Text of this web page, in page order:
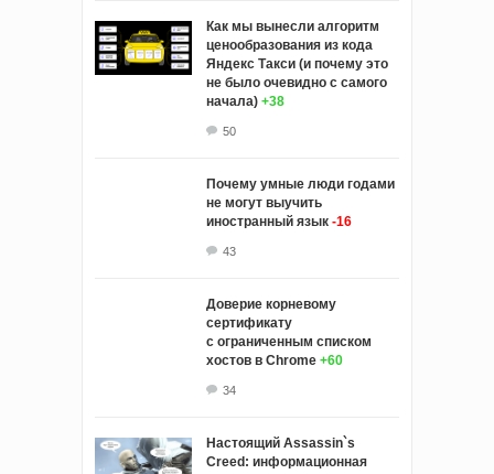
Как мы вынесли алгоритм
ценообразования из кода
Яндекс Такси (и почему это
не было очевидно с самого
начала) +38
50
Почему умные люди годами
не могут выучить
иностранный язык -16
43
Доверие корневому
сертификату
с ограниченным списком
хостов в Chrome +60
34
Настоящий Assassin`s
Creed: информационная